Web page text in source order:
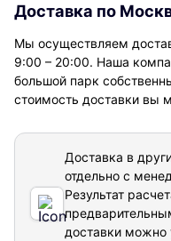
Доставка по
Мы осуществляем
9:00 – 20:00. Наша
большой парк
стоимость доставки вы
Доставка в
отдельно с
Результат
доставки можно